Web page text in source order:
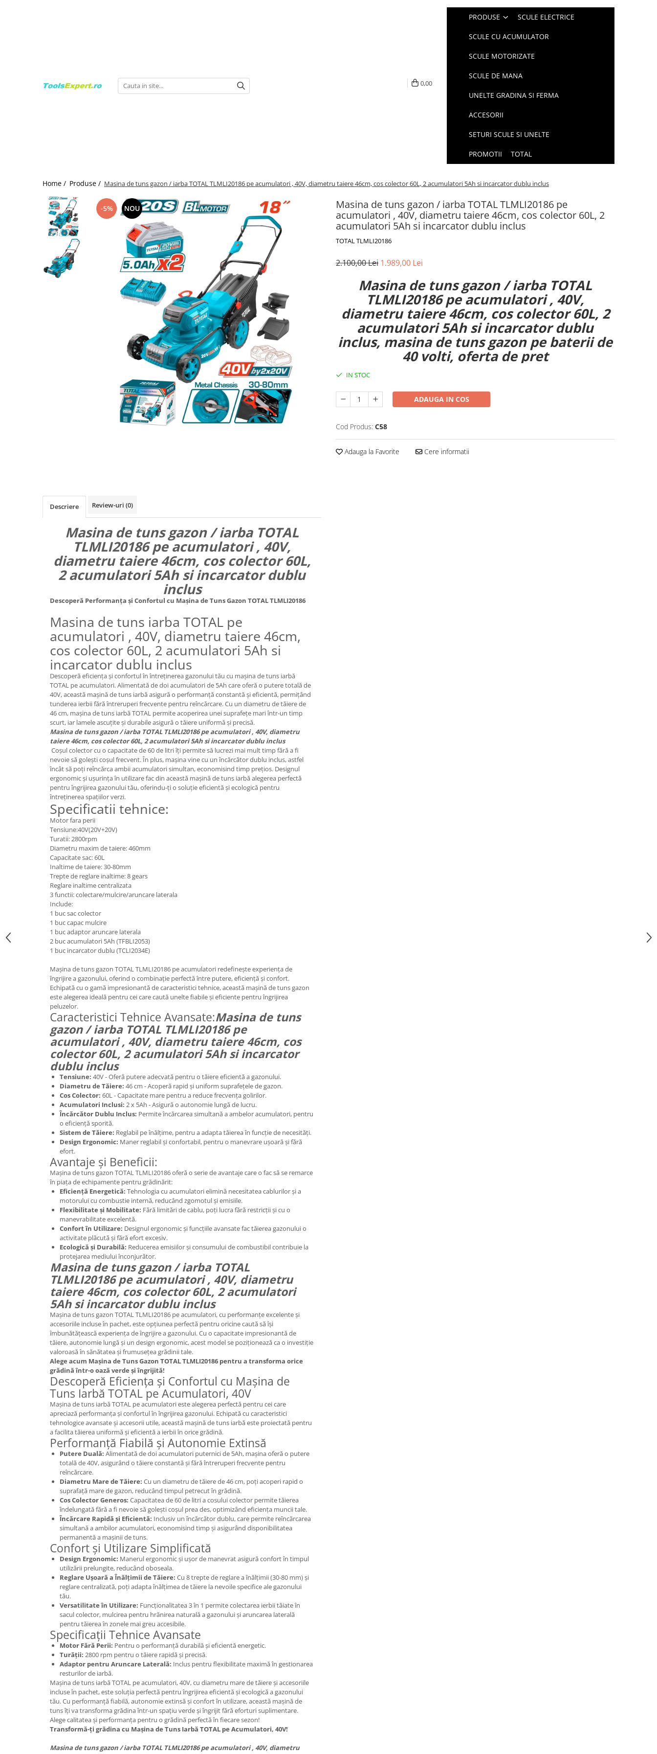
0,00
PRODUSE SCULE ELECTRICE
SCULE CU ACUMULATOR
SCULE MOTORIZATE
SCULE DE MANA
UNELTE GRADINA SI FERMA
ACCESORII
SETURI SCULE SI UNELTE
PROMOTII TOTAL
Home / Produse / Masina de tuns gazon / iarba TOTAL TLMLI20186 pe acumulatori , 40V, diametru taiere 46cm, cos colector 60L, 2 acumulatori 5Ah si incarcator dublu inclus
Masina de tuns gazon / iarba TOTAL TLMLI20186 pe
acumulatori , 40V, diametru taiere 46cm, cos colector 60L, 2
acumulatori 5Ah si incarcator dublu inclus
TOTAL TLMLI20186
-5% NOU
2.100,00 Lei 1.989,00 Lei
Masina de tuns gazon / iarba TOTAL
TLMLI20186 pe acumulatori , 40V,
diametru taiere 46cm, cos colector 60L, 2
acumulatori 5Ah si incarcator dublu
inclus, masina de tuns gazon pe baterii de
40 volti, oferta de pret
IN STOC
ADAUGA IN COS
Cod Produs: C58
Adauga la Favorite Cere informatii
Descriere Review-uri (0)
Masina de tuns gazon / iarba TOTAL
TLMLI20186 pe acumulatori , 40V,
diametru taiere 46cm, cos colector 60L,
2 acumulatori 5Ah si incarcator dublu
inclus
Descoperă Performanța și Confortul cu Mașina de Tuns Gazon TOTAL TLMLI20186
Masina de tuns iarba TOTAL pe
acumulatori , 40V, diametru taiere 46cm,
cos colector 60L, 2 acumulatori 5Ah si
incarcator dublu inclus
Descoperă eficiența și confortul în întreținerea gazonului tău cu mașina de tuns iarbă
TOTAL pe acumulatori. Alimentată de doi acumulatori de 5Ah care oferă o putere totală de
40V, această mașină de tuns iarbă asigură o performanță constantă și eficientă, permițând
tunderea ierbii fără întreruperi frecvente pentru reîncărcare. Cu un diametru de tăiere de
46 cm, mașina de tuns iarbă TOTAL permite acoperirea unei suprafețe mari într-un timp
scurt, iar lamele ascuțite și durabile asigură o tăiere uniformă și precisă.
Masina de tuns gazon / iarba TOTAL TLMLI20186 pe acumulatori , 40V, diametru
taiere 46cm, cos colector 60L, 2 acumulatori 5Ah si incarcator dublu inclus
Coșul colector cu o capacitate de 60 de litri îți permite să lucrezi mai mult timp fără a fi
nevoie să golești coșul frecvent. În plus, mașina vine cu un încărcător dublu inclus, astfel
încât să poți reîncărca ambii acumulatori simultan, economisind timp prețios. Designul
ergonomic și ușurința în utilizare fac din această mașină de tuns iarbă alegerea perfectă
pentru îngrijirea gazonului tău, oferindu-ți o soluție eficientă și ecologică pentru
întreținerea spațiilor verzi.
Specificatii tehnice:
Motor fara perii
Tensiune:40V(20V+20V)
Turatii: 2800rpm
Diametru maxim de taiere: 460mm
Capacitate sac: 60L
Inaltime de taiere: 30-80mm
Trepte de reglare inaltime: 8 gears
Reglare inaltime centralizata
3 functii: colectare/mulcire/aruncare laterala
Include:
1 buc sac colector
1 buc capac mulcire
1 buc adaptor aruncare laterala
2 buc acumulatori 5Ah (TFBLI2053)
1 buc incarcator dublu (TCLI2034E)
Mașina de tuns gazon TOTAL TLMLI20186 pe acumulatori redefinește experiența de
îngrijire a gazonului, oferind o combinație perfectă între putere, eficiență și confort.
Echipată cu o gamă impresionantă de caracteristici tehnice, această mașină de tuns gazon
este alegerea ideală pentru cei care caută unelte fiabile și eficiente pentru îngrijirea
peluzelor.
Caracteristici Tehnice Avansate:Masina de tuns
gazon / iarba TOTAL TLMLI20186 pe
acumulatori , 40V, diametru taiere 46cm, cos
colector 60L, 2 acumulatori 5Ah si incarcator
dublu inclus
Tensiune: 40V - Oferă putere adecvată pentru o tăiere eficientă a gazonului.
Diametru de Tăiere: 46 cm - Acoperă rapid și uniform suprafețele de gazon.
Cos Colector: 60L - Capacitate mare pentru a reduce frecvența golirilor.
Acumulatori Inclusi: 2 x 5Ah - Asigură o autonomie lungă de lucru.
Încărcător Dublu Inclus: Permite încărcarea simultană a ambelor acumulatori, pentru
o eficiență sporită.
Sistem de Tăiere: Reglabil pe înălțime, pentru a adapta tăierea în funcție de necesități.
Design Ergonomic: Maner reglabil și confortabil, pentru o manevrare ușoară și fără
efort.
Avantaje și Beneficii:
Mașina de tuns gazon TOTAL TLMLI20186 oferă o serie de avantaje care o fac să se remarce
în piața de echipamente pentru grădinărit:
Eficiență Energetică: Tehnologia cu acumulatori elimină necesitatea cablurilor și a
motorului cu combustie internă, reducând zgomotul și emisiile.
Flexibilitate și Mobilitate: Fără limitări de cablu, poți lucra fără restricții și cu o
manevrabilitate excelentă.
Confort în Utilizare: Designul ergonomic și funcțiile avansate fac tăierea gazonului o
activitate plăcută și fără efort excesiv.
Ecologică și Durabilă: Reducerea emisiilor și consumului de combustibil contribuie la
protejarea mediului înconjurător.
Masina de tuns gazon / iarba TOTAL
TLMLI20186 pe acumulatori , 40V, diametru
taiere 46cm, cos colector 60L, 2 acumulatori
5Ah si incarcator dublu inclus
Mașina de tuns gazon TOTAL TLMLI20186 pe acumulatori, cu performanțe excelente și
accesoriile incluse în pachet, este opțiunea perfectă pentru oricine caută să își
îmbunătățească experiența de îngrijire a gazonului. Cu o capacitate impresionantă de
tăiere, autonomie lungă și un design ergonomic, acest model se poziționează ca o investiție
valoroasă în sănătatea și frumusețea grădinii tale.
Alege acum Mașina de Tuns Gazon TOTAL TLMLI20186 pentru a transforma orice
grădină într-o oază verde și îngrijită!
Descoperă Eficiența și Confortul cu Mașina de
Tuns Iarbă TOTAL pe Acumulatori, 40V
Mașina de tuns iarbă TOTAL pe acumulatori este alegerea perfectă pentru cei care
apreciază performanța și confortul în îngrijirea gazonului. Echipată cu caracteristici
tehnologice avansate și accesorii utile, această mașină de tuns iarbă este proiectată pentru
a facilita tăierea uniformă și eficientă a ierbii în orice grădină.
Performanță Fiabilă și Autonomie Extinsă
Putere Duală: Alimentată de doi acumulatori puternici de 5Ah, mașina oferă o putere
totală de 40V, asigurând o tăiere constantă și fără întreruperi frecvente pentru
reîncărcare.
Diametru Mare de Tăiere: Cu un diametru de tăiere de 46 cm, poți acoperi rapid o
suprafață mare de gazon, reducând timpul petrecut în grădină.
Cos Colector Generos: Capacitatea de 60 de litri a cosului colector permite tăierea
îndelungată fără a fi nevoie să golești coșul prea des, optimizând eficiența muncii tale.
Încărcare Rapidă și Eficientă: Inclusiv un încărcător dublu, care permite reîncărcarea
simultană a ambilor acumulatori, economisind timp și asigurând disponibilitatea
permanentă a mașinii de tuns.
Confort și Utilizare Simplificată
Design Ergonomic: Manerul ergonomic și ușor de manevrat asigură confort în timpul
utilizării prelungite, reducând oboseala.
Reglare Ușoară a Înălțimii de Tăiere: Cu 8 trepte de reglare a înălțimii (30-80 mm) și
reglare centralizată, poți adapta înălțimea de tăiere la nevoile specifice ale gazonului
tău.
Versatilitate în Utilizare: Funcționalitatea 3 în 1 permite colectarea ierbii tăiate în
sacul colector, mulcirea pentru hrănirea naturală a gazonului și aruncarea laterală
pentru tăierea în zonele mai greu accesibile.
Specificații Tehnice Avansate
Motor Fără Perii: Pentru o performanță durabilă și eficientă energetic.
Turății: 2800 rpm pentru o tăiere rapidă și precisă.
Adaptor pentru Aruncare Laterală: Inclus pentru flexibilitate maximă în gestionarea
resturilor de iarbă.
Mașina de tuns iarbă TOTAL pe acumulatori, 40V, cu diametru mare de tăiere și accesoriile
incluse în pachet, este soluția perfectă pentru îngrijirea eficientă și ecologică a gazonului
tău. Cu performanță fiabilă, autonomie extinsă și confort în utilizare, această mașină de
tuns îți va transforma grădina într-un spațiu verde și îngrijit fără eforturi suplimentare.
Alege calitatea și performanța pentru o grădină perfectă în fiecare sezon!
Transformă-ți grădina cu Mașina de Tuns Iarbă TOTAL pe Acumulatori, 40V!
Masina de tuns gazon / iarba TOTAL TLMLI20186 pe acumulatori , 40V, diametru